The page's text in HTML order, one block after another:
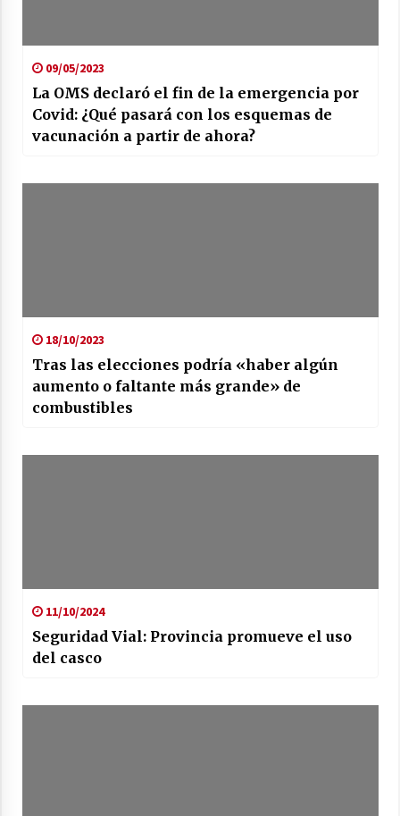
09/05/2023
La OMS declaró el fin de la emergencia por
Covid: ¿Qué pasará con los esquemas de
vacunación a partir de ahora?
18/10/2023
Tras las elecciones podría «haber algún
aumento o faltante más grande» de
combustibles
11/10/2024
Seguridad Vial: Provincia promueve el uso
del casco